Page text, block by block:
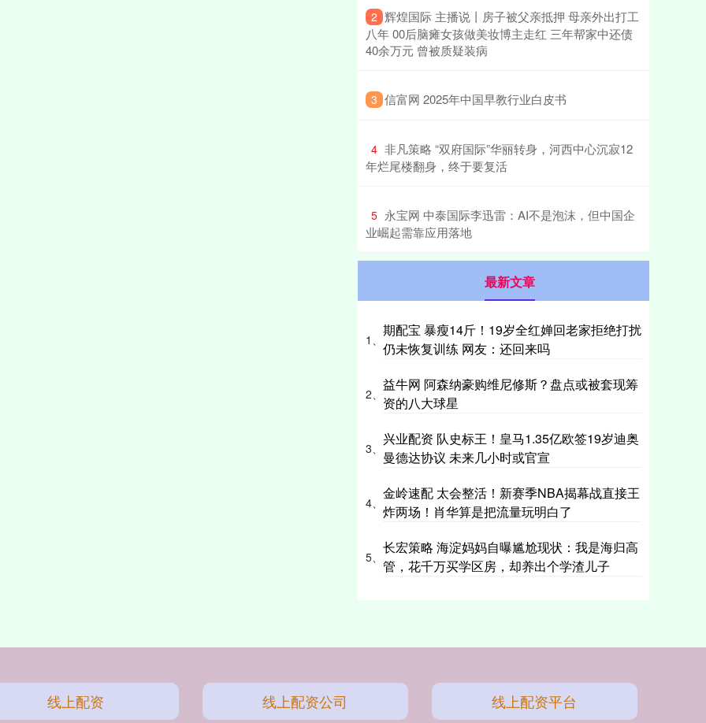
2 ​辉煌国际 主播说丨房子被父亲抵押 母亲外出打工
八年 00后脑瘫女孩做美妆博主走红 三年帮家中还债
40余万元 曾被质疑装病
3 ​信富网 2025年中国早教行业白皮书
4 ​非凡策略 “双府国际”华丽转身，河西中心沉寂12
年烂尾楼翻身，终于要复活
5 ​永宝网 中泰国际李迅雷：AI不是泡沫，但中国企
业崛起需靠应用落地
最新文章
1、
期配宝 暴瘦14斤！19岁全红婵回老家拒绝打扰
仍未恢复训练 网友：还回来吗
2、
益牛网 阿森纳豪购维尼修斯？盘点或被套现筹
资的八大球星
3、
兴业配资 队史标王！皇马1.35亿欧签19岁迪奥
曼德达协议 未来几小时或官宣
4、
金岭速配 太会整活！新赛季NBA揭幕战直接王
炸两场！肖华算是把流量玩明白了
5、
长宏策略 海淀妈妈自曝尴尬现状：我是海归高
管，花千万买学区房，却养出个学渣儿子
线上配资 线上配资公司 线上配资平台